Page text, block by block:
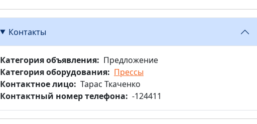
Контакты
Категория объявления
Предложение
Категория оборудования
Прессы
Контактное лицо Тарас Ткаченко
Контактный номер телефона
-124411